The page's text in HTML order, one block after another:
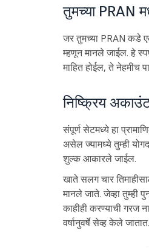
तुमच्या PRAN
जर तुमच्या PRAN कडे
म्हणून मानले जाईल. हे
माहित होईल, ते नेहमीच
निष्क्रिय
संपूर्ण सेटमध्ये हा
असेल ज्यामध्ये तुम्ही
शुल्क आकारले जाईल.
खाते सलग चार
मानले जाते. जेव्हा तुम्ही
काहीही करण्याची गरज
वर्षानुवर्षे सेव्ह केले जातात.